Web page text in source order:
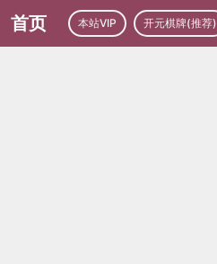
首页 本站VIP 开元棋牌(推荐)